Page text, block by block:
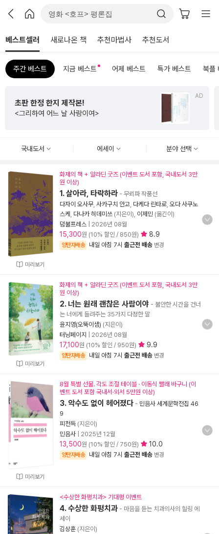
베스트셀러 새로나온 책 추천마법사 추천도서
주간 베스트 지금 베스트 어제 베스트 특가 베스트 북플
AD
초판 한정 한지 제작본!
<그리하여 어느 날 사랑이여>
국내도서 에세이 분야 선택
미리보기
화제의 책 + 알라딘 굿즈 (이벤트 도서 포함, 국내도서 3만
원 이상)
1. 살아라, 타락하라 - 무뢰파 작품선
다자이 오사무 사카구치 안고 다케다 린타로 오다 사쿠노
스케
다나카 히데미쓰 (지은이), 이제민 (옮긴이)
덤불프레스
2026년 08월
15,300원 (10% 할인 / 850원) 8.9
양탄자배송 내일 아침 7시 출근전 배송 변경
미리보기
화제의 책 + 알라딘 굿즈 (이벤트 도서 포함, 국내도서 3만
원 이상)
2. 너는 원래 괜찮은 사람이야 - 불안한 시간을 건너
는 너에게 들려주는 35가지 다정한 말
윤지영(오뚝이샘) (지은이)
터닝페이지
2026년 08월
17,100원 (10% 할인 / 950원) 9.9
양탄자배송 내일 아침 7시 출근전 배송 변경
미리보기
8월 특별 선물. 각도 조절 테이블 · 이동식 빨래 바구니 (이
벤트 도서 포함 국내서·외서 5만원 이상)
3. 악수도 없이 헤어졌다 - 민음사 세계문학전집 46
9
피천득 (지은이)
민음사
2025년 12월
13,500원 (10% 할인 / 750원) 10.0
양탄자배송 내일 아침 7시 출근전 배송 변경
<수상한 화평치과> 기대평 이벤트
4. 수상한 화평치과 - 마음을 듣는 치과의사의 힐링 에
세이
김상훈 (지은이)